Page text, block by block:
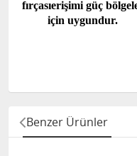
fırçasıerişimi güç
için uygundur.
Benzer Ürünler